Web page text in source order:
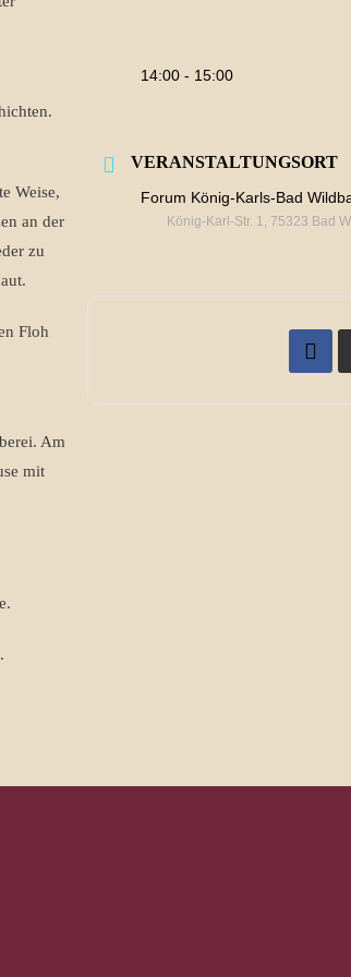
Weise,
an der
zu
Floh
Am
mit
14:00 - 15:00
VERANSTALTUNGSORT
Forum König-Karls-Bad
König-Karl-Str. 1, 75323 Bad